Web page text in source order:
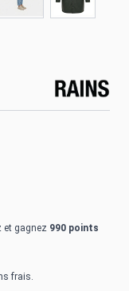
et gagnez 990 points
frais.